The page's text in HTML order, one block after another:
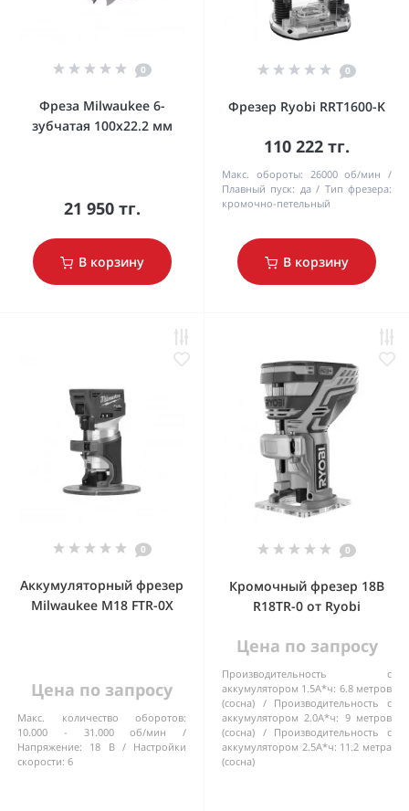
0
Фреза Milwaukee 6-
зубчатая 100х22.2 мм
21 950 тг.
В корзину
0
Фрезер Ryobi RRT1600-K
110 222 тг.
Макс. обороты: 26000 об/мин
Плавный пуск: да
Тип фрезера:
кромочно-петельный
В корзину
0
Аккумуляторный фрезер
Milwaukee M18 FTR-0X
Цена по запросу
Макс. количество оборотов:
10.000 - 31.000 об/мин
Напряжение:
18 В
Настройки
скорости: 6
0
Кромочный фрезер 18В
R18TR-0 от Ryobi
Цена по запросу
Производительность с
аккумулятором 1.5А*ч: 6.8 метров
(сосна)
Производительность с
аккумулятором 2.0А*ч: 9 метров
(сосна)
Производительность с
аккумулятором 2.5А*ч: 11.2 метра
(сосна)